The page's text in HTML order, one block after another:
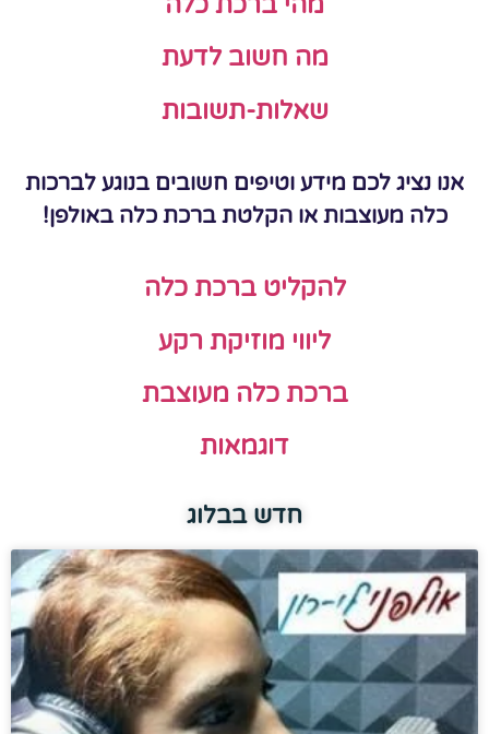
מה חשוב לדעת
שאלות-תשובות
אנו נציג לכם מידע וטיפים חשובים בנוגע לברכות
כלה מעוצבות או הקלטת ברכת כלה באולפן!
להקליט ברכת כלה
ליווי מוזיקת רקע
ברכת כלה מעוצבת
דוגמאות
חדש בבלוג